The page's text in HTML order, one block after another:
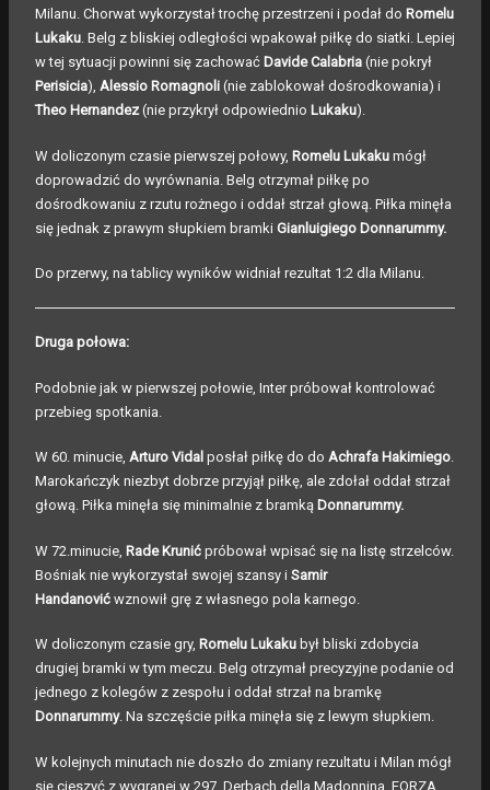
Milanu. Chorwat wykorzystał trochę przestrzeni i podał do Romelu
Lukaku. Belg z bliskiej odległości wpakował piłkę do siatki. Lepiej
w tej sytuacji powinni się zachować Davide Calabria (nie pokrył
Perisicia), Alessio Romagnoli (nie zablokował dośrodkowania) i
Theo Hernandez(nie przykrył odpowiednio Lukaku).
W doliczonym czasie pierwszej połowy, Romelu Lukaku mógł
doprowadzić do wyrównania. Belg otrzymał piłkę po
dośrodkowaniu z rzutu rożnego i oddał strzał głową. Piłka minęła
się jednak z prawym słupkiem bramki Gianluigiego Donnarummy.
Do przerwy, na tablicy wyników widniał rezultat 1:2 dla Milanu.
Druga połowa:
Podobnie jak w pierwszej połowie, Inter próbował kontrolować
przebieg spotkania.
W 60. minucie, Arturo Vidal posłał piłkę do do Achrafa Hakimiego.
Marokańczyk niezbyt dobrze przyjął piłkę, ale zdołał oddał strzał
głową. Piłka minęła się minimalnie z bramką Donnarummy.
W 72.minucie, Rade Krunić próbował wpisać się na listę strzelców.
Bośniak nie wykorzystał swojej szansy i Samir
Handanović wznowił grę z własnego pola karnego.
W doliczonym czasie gry, Romelu Lukaku był bliski zdobycia
drugiej bramki w tym meczu. Belg otrzymał precyzyjne podanie od
jednego z kolegów z zespołu i oddał strzał na bramkę
Donnarummy. Na szczęście piłka minęła się z lewym słupkiem.
W kolejnych minutach nie doszło do zmiany rezultatu i Milan mógł
się cieszyć z wygranej w 297. Derbach della Madonnina. FORZA